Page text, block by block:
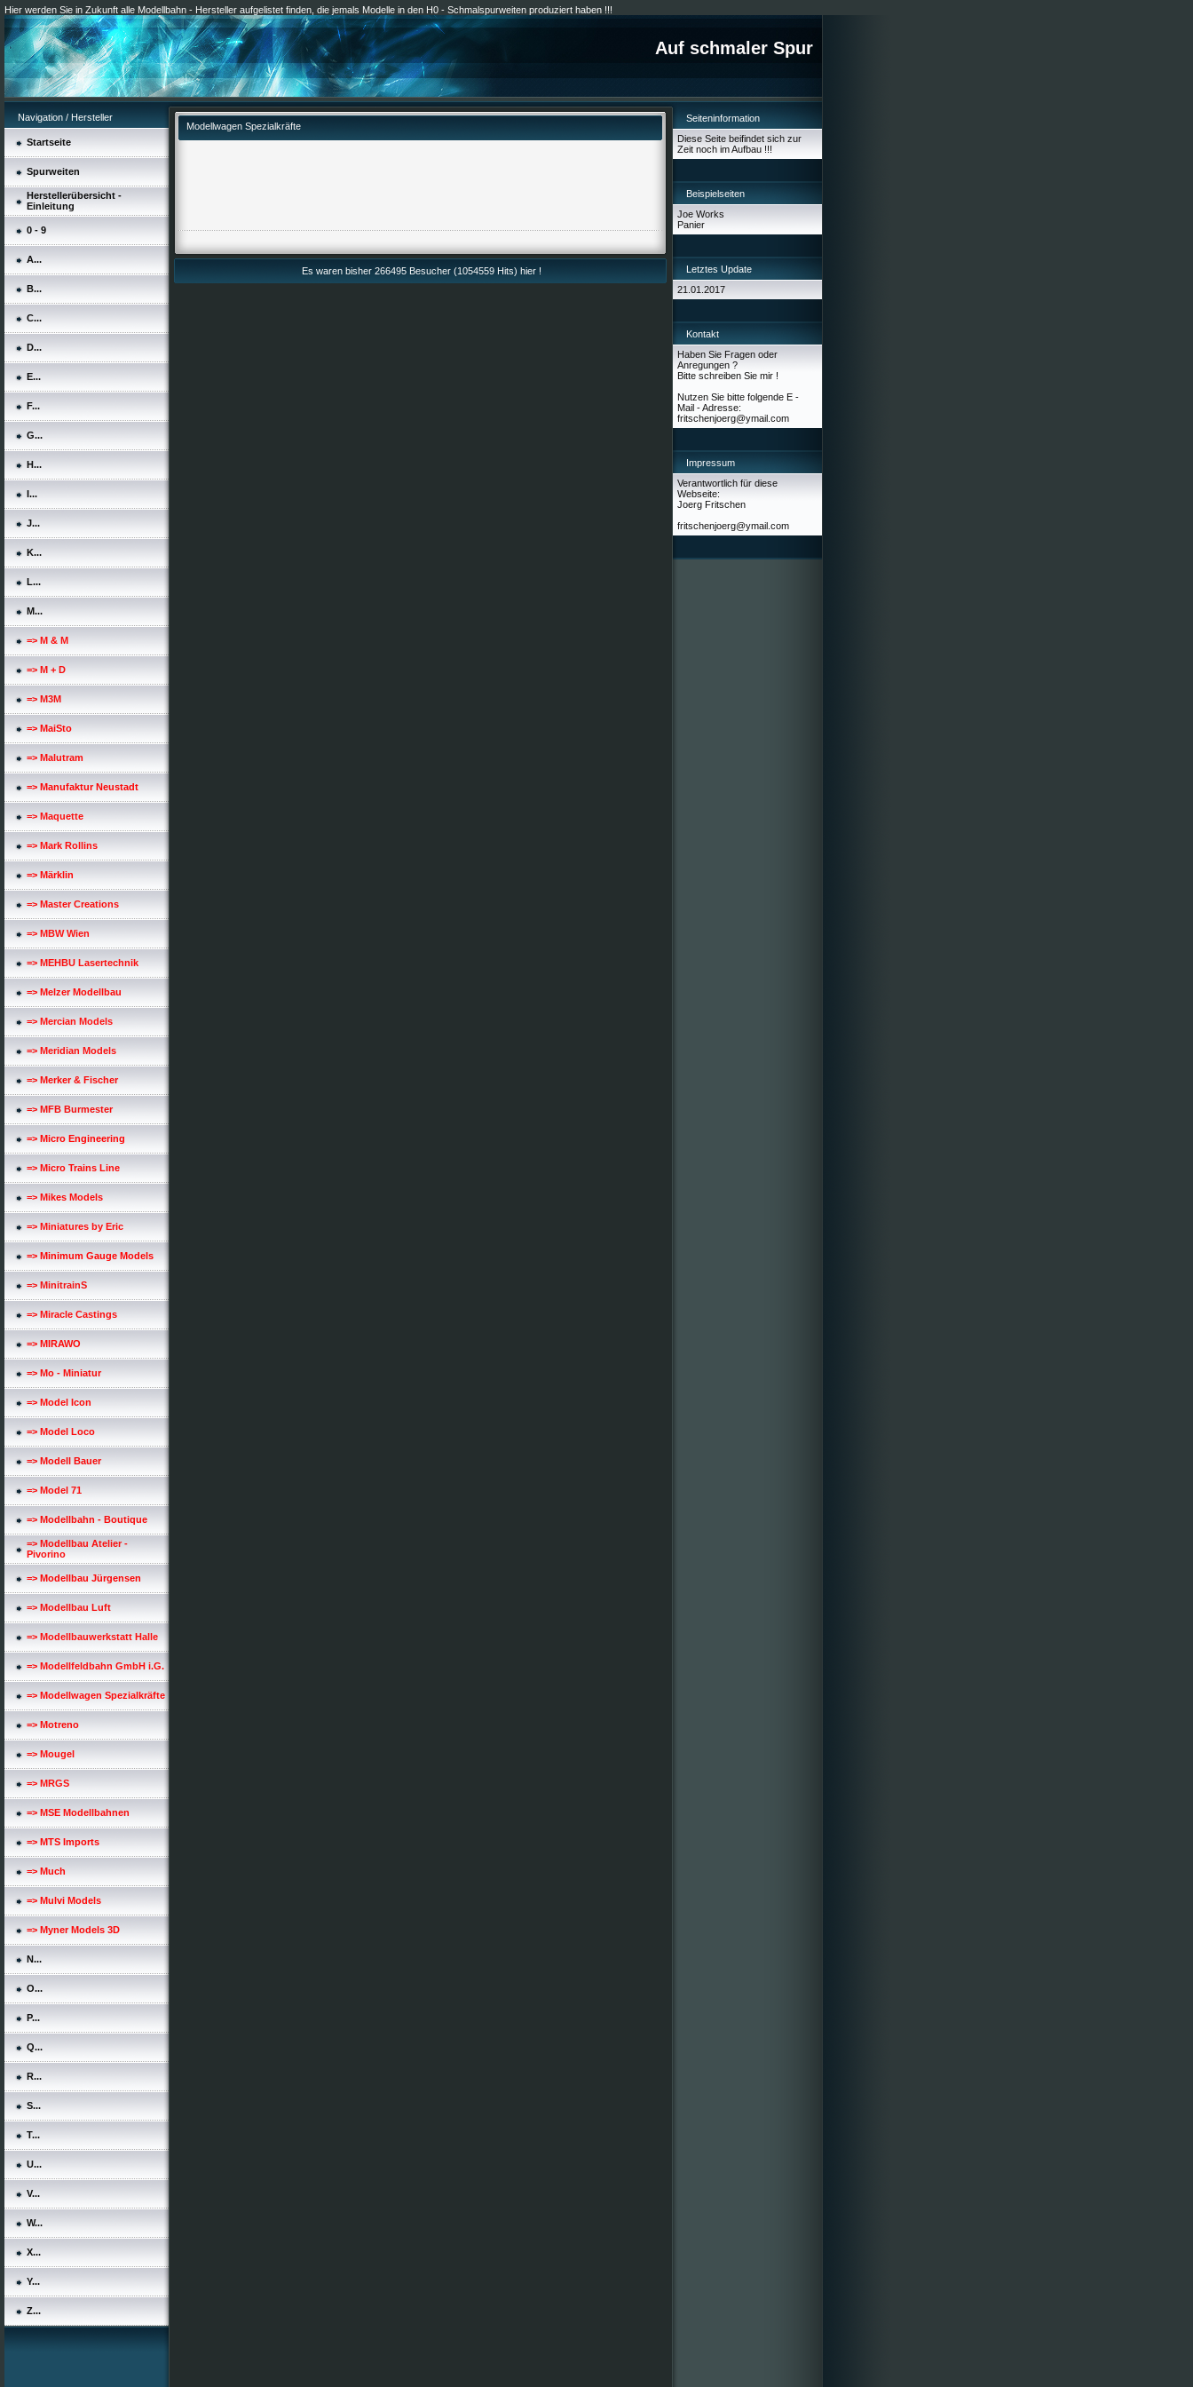
Hier werden Sie in Zukunft alle Modellbahn - Hersteller aufgelistet finden, die jemals Modelle in den H0 - Schmalspurweiten produziert haben !!!
Auf schmaler Spur
Navigation / Hersteller
Startseite
Spurweiten
Herstellerübersicht -
Einleitung
0 - 9
A...
B...
C...
D...
E...
F...
G...
H...
I...
J...
K...
L...
M...
=> M & M
=> M + D
=> M3M
=> MaiSto
=> Malutram
=> Manufaktur Neustadt
=> Maquette
=> Mark Rollins
=> Märklin
=> Master Creations
=> MBW Wien
=> MEHBU Lasertechnik
=> Melzer Modellbau
=> Mercian Models
=> Meridian Models
=> Merker & Fischer
=> MFB Burmester
=> Micro Engineering
=> Micro Trains Line
=> Mikes Models
=> Miniatures by Eric
=> Minimum Gauge Models
=> MinitrainS
=> Miracle Castings
=> MIRAWO
=> Mo - Miniatur
=> Model Icon
=> Model Loco
=> Modell Bauer
=> Model 71
=> Modellbahn - Boutique
=> Modellbau Atelier -
Pivorino
=> Modellbau Jürgensen
=> Modellbau Luft
=> Modellbauwerkstatt Halle
=> Modellfeldbahn GmbH i.G.
=> Modellwagen Spezialkräfte
=> Motreno
=> Mougel
=> MRGS
=> MSE Modellbahnen
=> MTS Imports
=> Much
=> Mulvi Models
=> Myner Models 3D
N...
O...
P...
Q...
R...
S...
T...
U...
V...
W...
X...
Y...
Z...
Modellwagen Spezialkräfte
Es waren bisher 266495 Besucher (1054559 Hits) hier !
Seiteninformation
Diese Seite beifindet sich zur
Zeit noch im Aufbau !!!
Beispielseiten
Joe Works
Panier
Letztes Update
21.01.2017
Kontakt
Haben Sie Fragen oder
Anregungen ?
Bitte schreiben Sie mir !
Nutzen Sie bitte folgende E -
Mail - Adresse:
fritschenjoerg@ymail.com
Impressum
Verantwortlich für diese
Webseite:
Joerg Fritschen
fritschenjoerg@ymail.com